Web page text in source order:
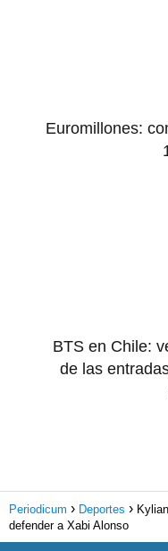
Euromillones:
BTS en Chile:
de las
Periodicum Deportes
defender a Xabi Alonso